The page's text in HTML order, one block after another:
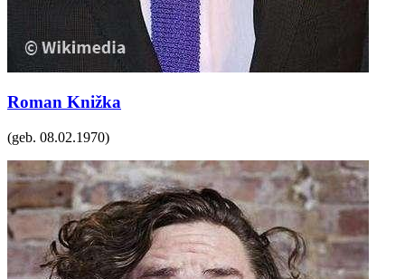
Roman Knižka
(geb. 08.02.1970)